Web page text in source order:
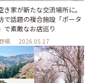
き家が新たな交流場所に。
で話題の複合施設「ポータ
で素敵なお店巡り
県 2026.05.17